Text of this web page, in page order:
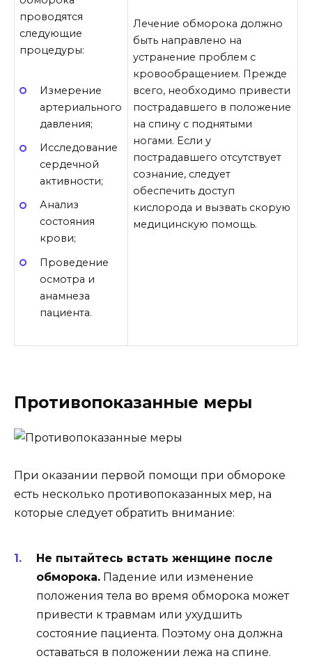
проводятся
следующие
процедуры:
Измерение
артериального
давления;
Исследование
сердечной
активности;
Анализ
состояния
крови;
Проведение
осмотра и
анамнеза
пациента.
Лечение обморока должно
быть направлено на
устранение проблем с
кровообращением. Прежде
всего, необходимо привести
пострадавшего в положение
на спину с поднятыми
ногами. Если у
пострадавшего отсутствует
сознание, следует
обеспечить доступ
кислорода и вызвать скорую
медицинскую помощь.
Противопоказанные меры
При оказании первой помощи при обмороке
есть несколько противопоказанных мер, на
которые следует обратить внимание:
Не пытайтесь встать женщине после
обморока. Падение или изменение
положения тела во время обморока может
привести к травмам или ухудшить
состояние пациента. Поэтому она должна
оставаться в положении лежа на спине.